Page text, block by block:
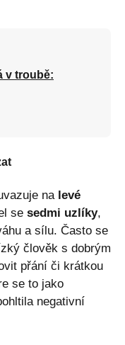
v troubě:
na levé
se sedmi uzlíky,
a sílu. Často se
člověk s dobrým
přání či krátkou
se to jako
negativní